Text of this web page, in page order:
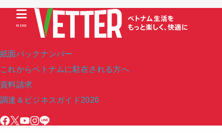
紙面バックナンバー
これからベトナムに駐在される方へ
資料請求
調達＆ビジネスガイド2026
MENU